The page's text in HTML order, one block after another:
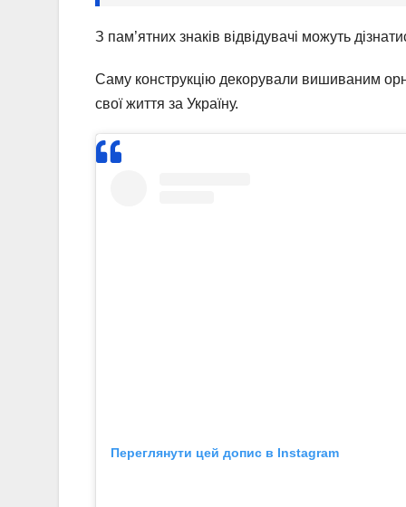
З пам’ятних знаків відвідувачі можуть
Саму конструкцію декорували вишиваним
свої життя за Україну.
Переглянути цей допис в Instagram